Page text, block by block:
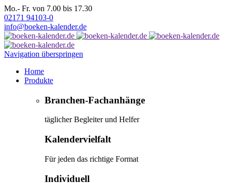
Mo.- Fr. von 7.00 bis 17.30
02171 94103-0
info@boeken-kalender.de
Navigation überspringen
Home
Produkte
Branchen-Fachanhänge
täglicher Begleiter und Helfer
Kalendervielfalt
Für jeden das richtige Format
Individuell